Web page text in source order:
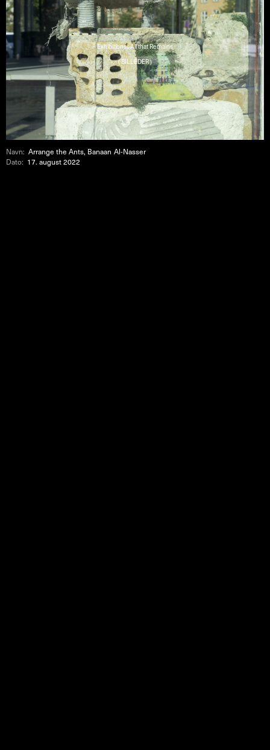
Exhibitions : All that Remains
( BILLEDER )
Navn:Arrange the Ants, Banaan Al-Nasser
Dato: 17. august 2022